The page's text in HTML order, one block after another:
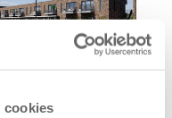
cookies